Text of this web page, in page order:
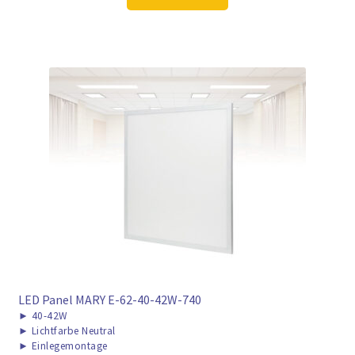
57,98 € 42,97 €.
LED Panel MARY E-62-40-42W-740
► 40-42W
► Lichtfarbe Neutral
► Einlegemontage